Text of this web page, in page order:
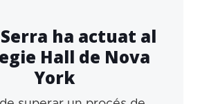
ha actuat al
Hall de Nova
York